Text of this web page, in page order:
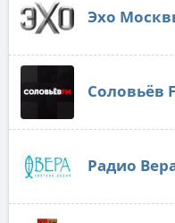
Эхо
Соловьёв
Радио